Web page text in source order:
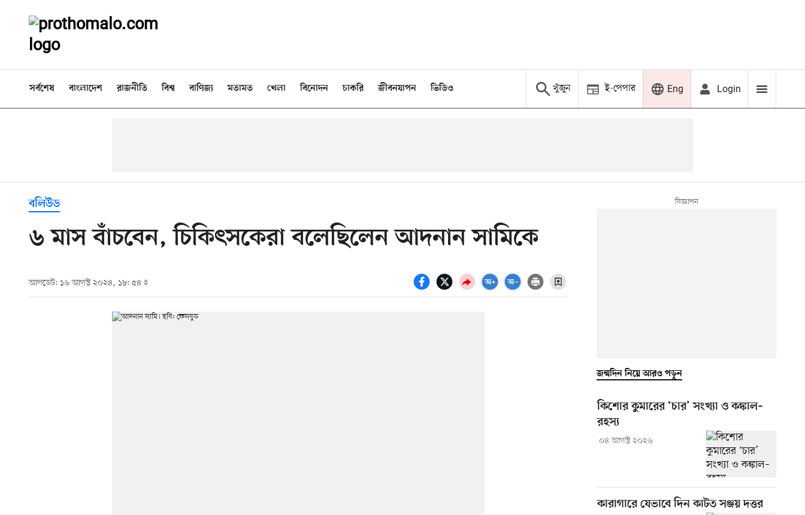
সর্বশেষ বাংলাদেশ রাজনীতি বিশ্ব বাণিজ্য মতামত খেলা বিনোদন চাকরি জীবনযাপন ভিডিও খুঁজুন ই-পেপার Eng Login
বলিউড
৬ মাস বাঁচবেন, চিকিৎসকেরা বলেছিলেন আদনান সামিকে
আপডেট: ১৬ আগস্ট ২০২৪, ১৮: ৫৪
জন্মদিন নিয়ে আরও পড়ুন
কিশোর কুমারের ‘চার’ সংখ্যা ও কঙ্কাল–
রহস্য
০৪ আগস্ট ২০২৬
কারাগারে যেভাবে দিন কাটত সঞ্জয় দত্তর